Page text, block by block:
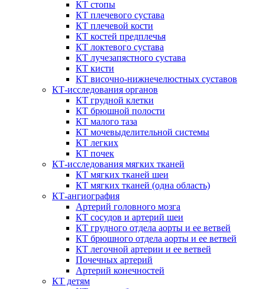
КТ стопы
КТ плечевого сустава
КТ плечевой кости
КТ костей предплечья
КТ локтевого сустава
КТ лучезапястного сустава
КТ кисти
КТ височно-нижнечелюстных суставов
КТ-исследования органов
КТ грудной клетки
КТ брюшной полости
КТ малого таза
КТ мочевыделительной системы
КТ легких
КТ почек
КТ-исследования мягких тканей
КТ мягких тканей шеи
КТ мягких тканей (одна область)
КТ-ангиография
Артерий головного мозга
КТ сосудов и артерий шеи
КТ грудного отдела аорты и ее ветвей
КТ брюшного отдела аорты и ее ветвей
КТ легочной артерии и ее ветвей
Почечных артерий
Артерий конечностей
КТ детям